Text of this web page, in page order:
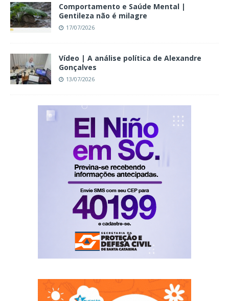
Comportamento e Saúde Mental |
Gentileza não é milagre
17/07/2026
Vídeo | A análise política de Alexandre
Gonçalves
13/07/2026